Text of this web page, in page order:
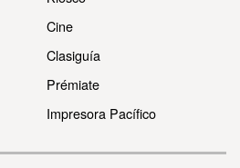
Cine
Clasiguía
Prémiate
Impresora Pacífico